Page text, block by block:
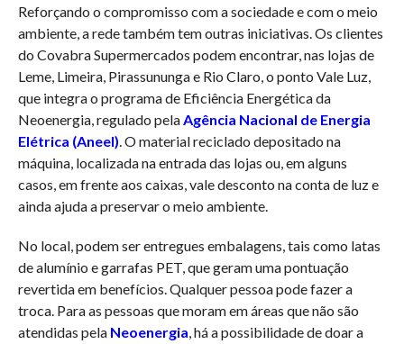
Reforçando o compromisso com a sociedade e com o meio
ambiente, a rede também tem outras iniciativas. Os clientes
do Covabra Supermercados podem encontrar, nas lojas de
Leme, Limeira, Pirassununga e Rio Claro, o ponto Vale Luz,
que integra o programa de Eficiência Energética da
Neoenergia, regulado pelaAgência Nacional de Energia
Elétrica (Aneel). O material reciclado depositado na
máquina, localizada na entrada das lojas ou, em alguns
casos, em frente aos caixas, vale desconto na conta de luz e
ainda ajuda a preservar o meio ambiente.
No local, podem ser entregues embalagens, tais como latas
de alumínio e garrafas PET, que geram uma pontuação
revertida em benefícios. Qualquer pessoa pode fazer a
troca. Para as pessoas que moram em áreas que não são
atendidas pela Neoenergia, há a possibilidade de doar a